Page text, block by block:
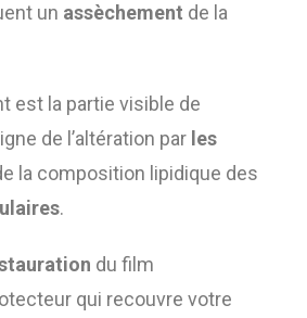
un assèchement de la
est la partie visible de
de l’altération par les
la composition lipidique des
.
du film
qui recouvre votre